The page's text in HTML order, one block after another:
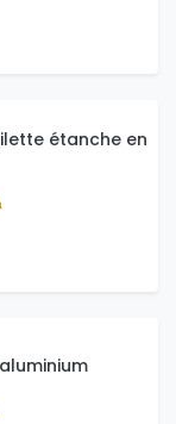
étanche en